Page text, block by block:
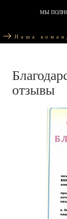
МЫ
Наша
отзывы